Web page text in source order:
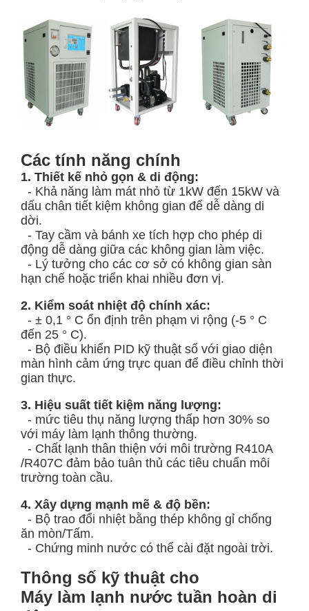
Các tính năng chính
1. Thiết kế nhỏ gọn & di động:
- Khả năng làm mát nhỏ từ 1kW đến 15kW và
dấu chân tiết kiệm không gian để dễ dàng di
dời.
- Tay cầm và bánh xe tích hợp cho phép di
động dễ dàng giữa các không gian làm việc.
- Lý tưởng cho các cơ sở có không gian sàn
hạn chế hoặc triển khai nhiều đơn vị.
2. Kiểm soát nhiệt độ chính xác:
- ± 0,1 ° C ổn định trên phạm vi rộng (-5 ° C
đến 25 ° C).
- Bộ điều khiển PID kỹ thuật số với giao diện
màn hình cảm ứng trực quan để điều chỉnh thời
gian thực.
3. Hiệu suất tiết kiệm năng lượng:
- mức tiêu thụ năng lượng thấp hơn 30% so
với máy làm lạnh thông thường.
- Chất lạnh thân thiện với môi trường R410A
/R407C đảm bảo tuân thủ các tiêu chuẩn môi
trường toàn cầu.
4. Xây dựng mạnh mẽ & độ bền:
- Bộ trao đổi nhiệt bằng thép không gỉ chống
ăn mòn/Tấm.
- Chứng minh nước có thể cài đặt ngoài trời.
Thông số kỹ thuật cho
Máy làm lạnh nước tuần hoàn di